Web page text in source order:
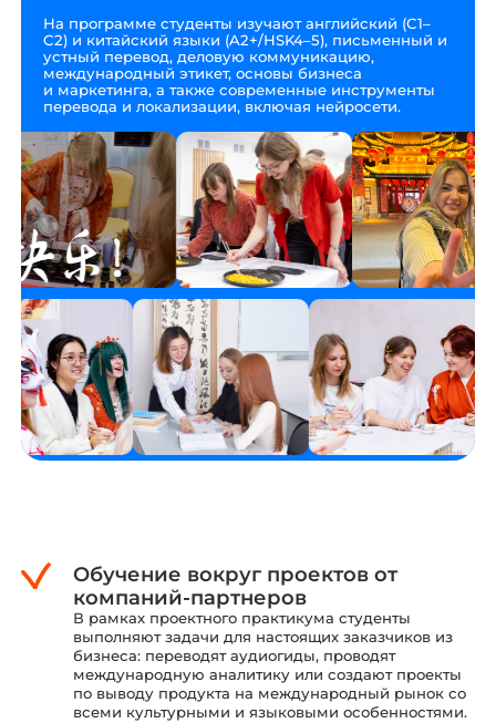
На программе студенты изучают английский (C1–
C2) и китайский языки (A2+/HSK4–5), письменный и
устный перевод, деловую коммуникацию,
международный этикет, основы бизнеса
и маркетинга, а также современные инструменты
перевода и локализации, включая нейросети.
Обучение вокруг проектов от
компаний-партнеров
В рамках проектного практикума студенты
выполняют задачи для настоящих заказчиков из
бизнеса: переводят аудиогиды, проводят
международную аналитику или создают проекты
по выводу продукта на международный рынок со
всеми культурными и языковыми особенностями.